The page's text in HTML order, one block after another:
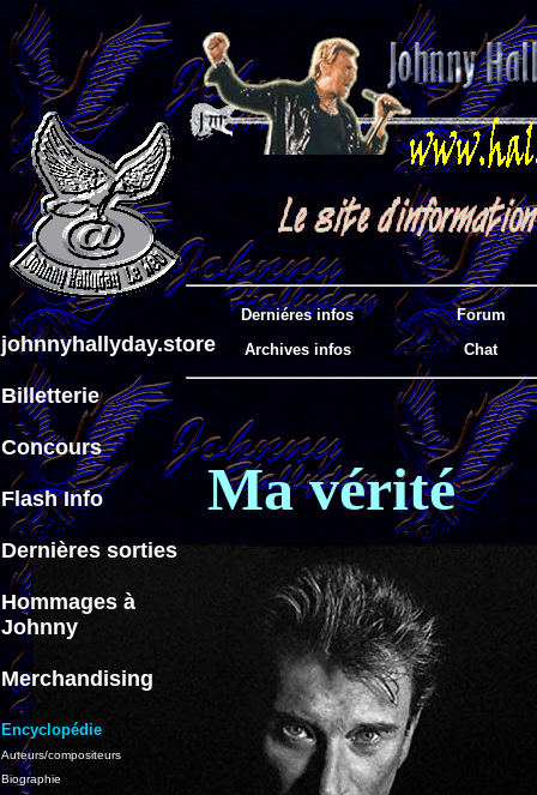
Derniéres infos
Forum
Archives infos
Chat
johnnyhallyday.store
Billetterie
Concours
Flash Info
Dernières sorties
Hommages à
Johnny
Merchandising
Encyclopédie
Auteurs/compositeurs
Biographie
Ma vérité